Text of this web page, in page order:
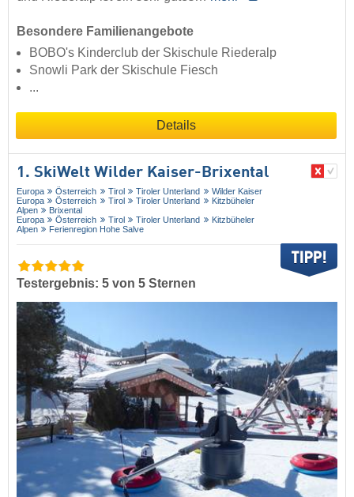
Besondere Familienangebote
BOBO's Kinderclub der Skischule Riederalp
Snowli Park der Skischule Fiesch
...
Details
1. SkiWelt Wilder Kaiser-Brixental
Europa Österreich Tirol Tiroler Unterland
Wilder Kaiser
Europa
Österreich Tirol Tiroler Unterland
Kitzbüheler
Alpen
Brixental
Europa
Österreich Tirol Tiroler Unterland
Kitzbüheler
Alpen
Ferienregion Hohe Salve
Testergebnis: 5 von 5 Sternen